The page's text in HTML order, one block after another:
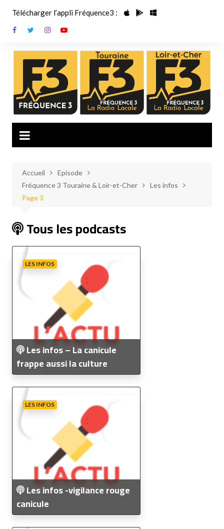
contenu
Télécharger l’appli Fréquence3 :
Accueil
Episode
Fréquence 3 Touraine & Loir-et-Cher
Les infos
Page 3
Tous les podcasts
LES INFOS
Les infos – La canicule
frappe aussi la culture
LES INFOS
Les infos -vigilance rouge
canicule